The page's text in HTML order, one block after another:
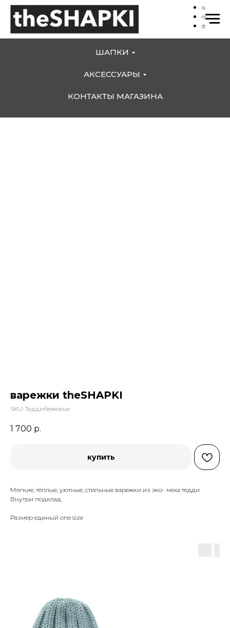
ШАПКИ
АКСЕССУАРЫ
КОНТАКТЫ МАГАЗИНА
варежки theSHAPKI
SKU: Теддибежевые
1 700 р.
купить
Мягкие, тёплые, уютные, стильные варежки из эко- меха тедди
Внутри подклад
Размер единый one size